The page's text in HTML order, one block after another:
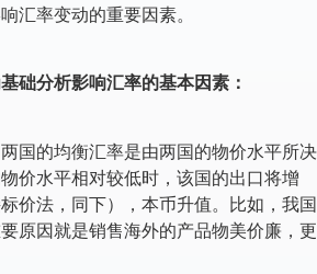
汇率变动的重要因素。
础分析影响汇率的基本因素：
国的均衡汇率是由两国的物价水平所决
价水平相对较低时，该国的出口将增
价法，同下），本币升值。比如，我国
原因就是销售海外的产品物美价廉，更